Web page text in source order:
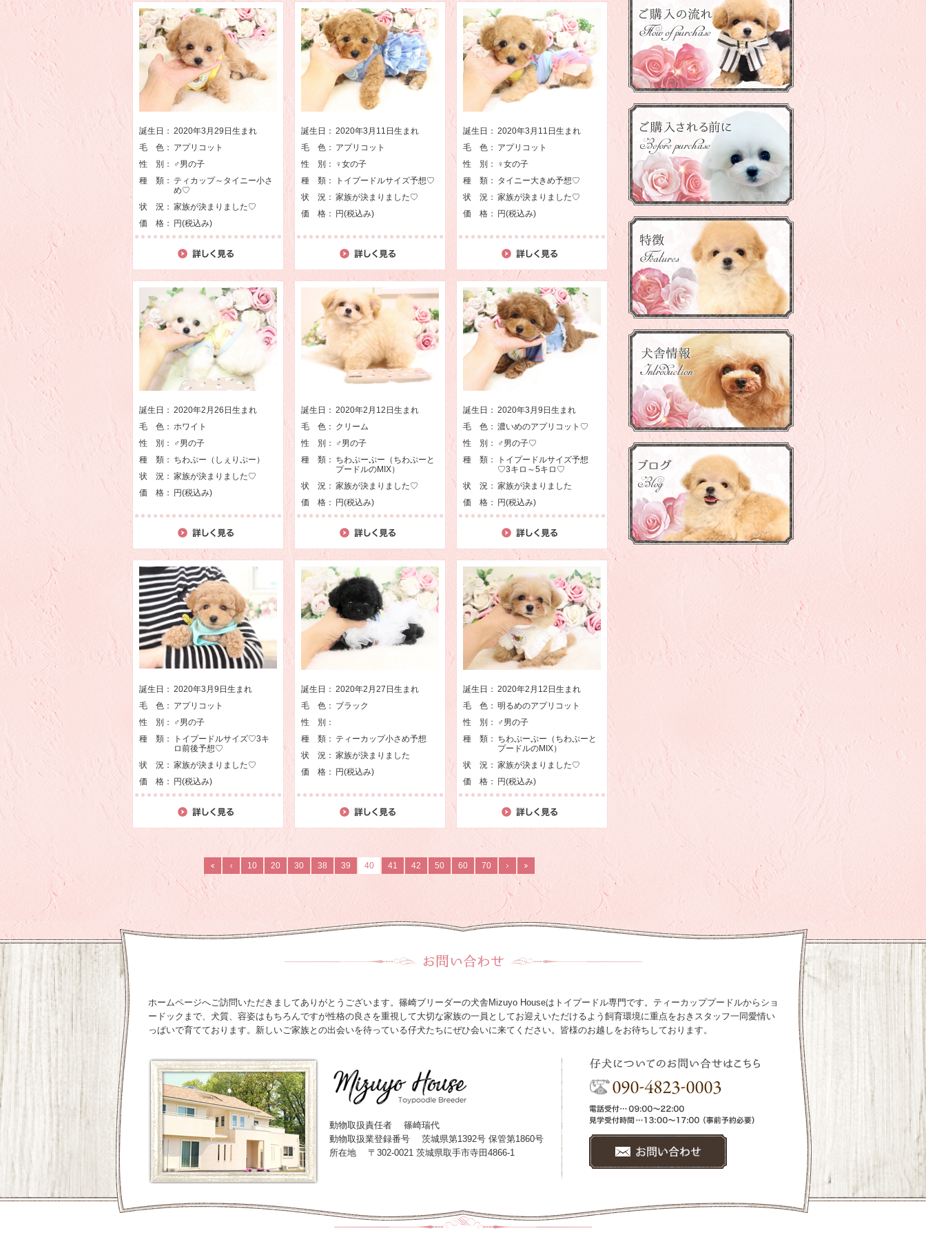
誕生日： 2020年3月29日生まれ
毛 色： アプリコット
性 別：
♂男の子
種 類： ティカップ～タイニー小さ
め♡
状 況： 家族が決まりました♡
価 格： 円(税込み)
誕生日： 2020年3月11日生まれ
毛 色： アプリコット
性 別：
♀女の子
種 類：
トイプードルサイズ予想♡
状 況： 家族が決まりました♡
価 格： 円(税込み)
誕生日： 2020年3月11日生まれ
毛 色： アプリコット
性 別：
♀女の子
種 類： タイニー大きめ予想♡
状 況： 家族が決まりました♡
価 格： 円(税込み)
誕生日： 2020年2月26日生まれ
毛 色： ホワイト
性 別：
♂男の子
種 類： ちわぷー（しぇりぷー）
状 況： 家族が決まりました♡
価 格： 円(税込み)
誕生日： 2020年2月12日生まれ
毛 色： クリーム
性 別：
♂男の子
種 類： ちわぷーぷー（ちわぷーと
プードルのMIX）
状 況： 家族が決まりました♡
価 格： 円(税込み)
誕生日： 2020年3月9日生まれ
毛 色： 濃いめのアプリコット♡
性 別：
♂男の子♡
種 類：
トイプードルサイズ予想
♡3キロ～5キロ♡
状 況： 家族が決まりました
価 格： 円(税込み)
誕生日： 2020年3月9日生まれ
毛 色： アプリコット
性 別：
♂男の子
種 類：
トイプードルサイズ♡3キ
ロ前後予想♡
状 況： 家族が決まりました♡
価 格： 円(税込み)
誕生日： 2020年2月27日生まれ
毛 色： ブラック
性 別：
種 類： ティーカップ小さめ予想
状 況： 家族が決まりました
価 格： 円(税込み)
誕生日： 2020年2月12日生まれ
毛 色： 明るめのアプリコット
性 別：
♂男の子
種 類： ちわぷーぷー（ちわぷーと
プードルのMIX）
状 況： 家族が決まりました♡
価 格： 円(税込み)
10 20 30 38 39 40 41 42 50 60 70
ホームページへご訪問いただきましてありがとうございます。篠崎ブリーダーの犬舎Mizuyo Houseはトイプードル専門です。ティーカッププードルからショ
ードックまで、犬質、容姿はもちろんですが性格の良さを重視して大切な家族の一員としてお迎えいただけるよう飼育環境に重点をおきスタッフ一同愛情い
っぱいで育てております。新しいご家族との出会いを待っている仔犬たちにぜひ会いに来てください。皆様のお越しをお待ちしております。
動物取扱責任者
篠崎瑞代
動物取扱業登録番号
茨城県第1392号 保管第1860号
所在地
〒302-0021 茨城県取手市寺田4866-1